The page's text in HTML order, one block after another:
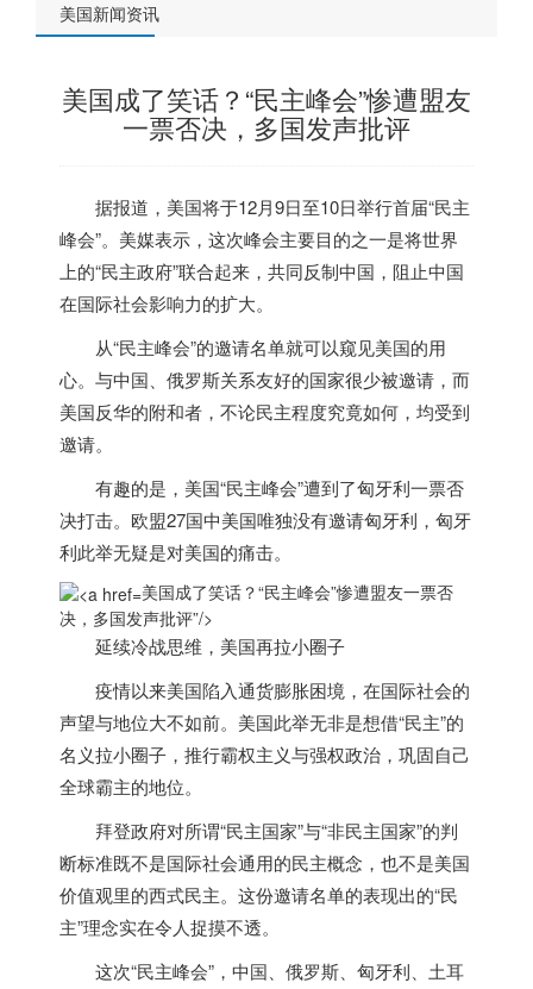
美国新闻资讯
美国成了笑话？“民主峰会”惨遭盟友
一票否决，多国发声批评
据报道， 美国将于12月9日至10日举行首届“民主
峰会”。美媒表示，这次峰会主要目的之一是将世界
上的“民主政府”联合起来，共同反制中国，阻止中国
在国际社会影响力的扩大。
从“民主峰会”的邀请名单就可以窥见美国的用
心。与中国、俄罗斯关系友好的国家很少被邀请，而
美国反华的附和者，不论民主程度究竟如何，均受到
邀请。
有趣的是， 美国“民主峰会”遭到了匈牙利一票否
决打击。欧盟27国中美国唯独没有邀请匈牙利，匈牙
利此举无疑是对美国的痛击。
美国成了笑话？“民主峰会”惨遭盟友一票否
决，多国发声批评”/>
延续冷战思维， 美国再拉小圈子
疫情以来美国陷入通货膨胀困境，在国际社会的
声望与地位大不如前。 美国此举无非是想借“民主”的
名义拉小圈子，推行霸权主义与强权政治，巩固自己
全球霸主的地位。
拜登政府对所谓“民主国家”与“非民主国家”的判
断标准既不是国际社会通用的民主概念，也不是美国
价值观里的西式民主。这份邀请名单的表现出的“民
主”理念实在令人捉摸不透。
这次“民主峰会”，中国、俄罗斯、匈牙利、土耳